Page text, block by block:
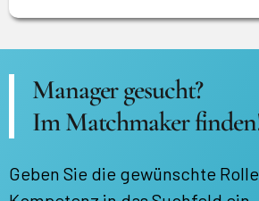
Manager gesucht?
Im Matchmaker
Geben Sie die gewünschte